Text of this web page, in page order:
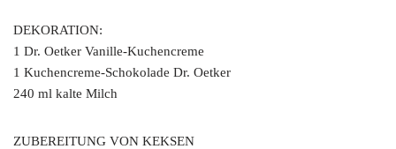
DEKORATION:
1 Dr. Oetker Vanille-Kuchencreme
1 Kuchencreme-Schokolade Dr. Oetker
240 ml kalte Milch
ZUBEREITUNG VON KEKSEN